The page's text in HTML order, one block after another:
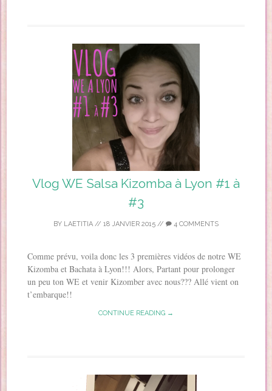
Vlog WE Salsa Kizomba à Lyon #1 à
#3
BY LAETITIA // 18 JANVIER 2015 // 4 COMMENTS
Comme prévu, voila donc les 3 premières vidéos de notre WE
Kizomba et Bachata à Lyon!!! Alors, Partant pour prolonger
un peu ton WE et venir Kizomber avec nous??? Allé vient on
t’embarque!!
CONTINUE READING →